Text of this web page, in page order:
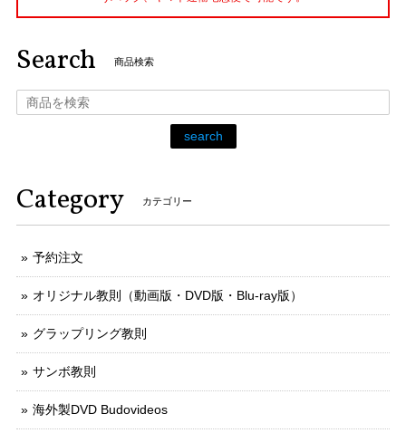
Search 商品検索
search
Category カテゴリー
予約注文
オリジナル教則（動画版・DVD版・Blu-ray版）
グラップリング教則
サンボ教則
海外製DVD Budovideos